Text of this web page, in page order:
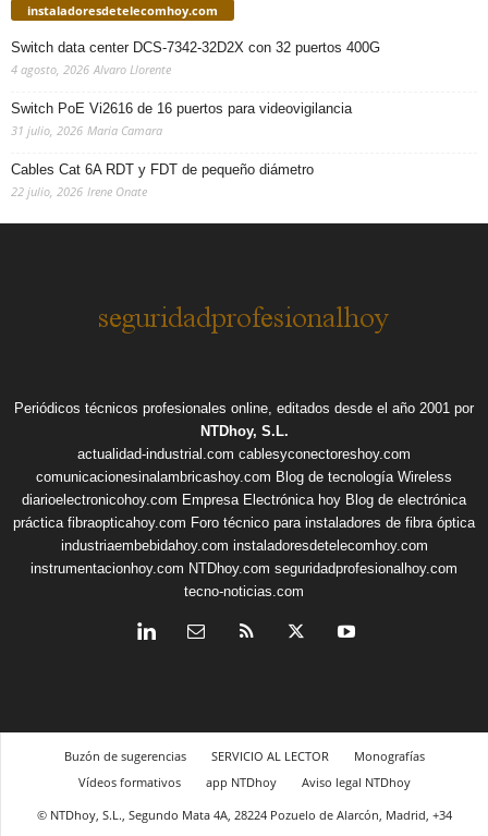
instaladoresdetelecomhoy.com
Switch data center DCS-7342-32D2X con 32 puertos 400G
4 agosto, 2026 Alvaro Llorente
Switch PoE Vi2616 de 16 puertos para videovigilancia
31 julio, 2026 Maria Camara
Cables Cat 6A RDT y FDT de pequeño diámetro
22 julio, 2026 Irene Onate
Periódicos técnicos profesionales online, editados desde el año 2001 por
NTDhoy, S.L.
actualidad-industrial.com cablesyconectoreshoy.com
comunicacionesinalambricashoy.com Blog de tecnología Wireless
diarioelectronicohoy.com Empresa Electrónica hoy Blog de electrónica
práctica fibraopticahoy.com Foro técnico para instaladores de fibra óptica
industriaembebidahoy.com instaladoresdetelecomhoy.com
instrumentacionhoy.com NTDhoy.com seguridadprofesionalhoy.com
tecno-noticias.com
Buzón de sugerencias SERVICIO AL LECTOR
Monografías
Vídeos formativos
app NTDhoy
Aviso legal NTDhoy
© NTDhoy, S.L., Segundo Mata 4A, 28224 Pozuelo de Alarcón, Madrid, +34